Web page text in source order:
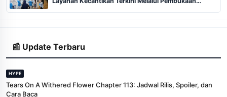
📰 Update Terbaru
HYPE
Tears On A Withered Flower Chapter 113: Jadwal Rilis, Spoiler, dan
Cara Baca